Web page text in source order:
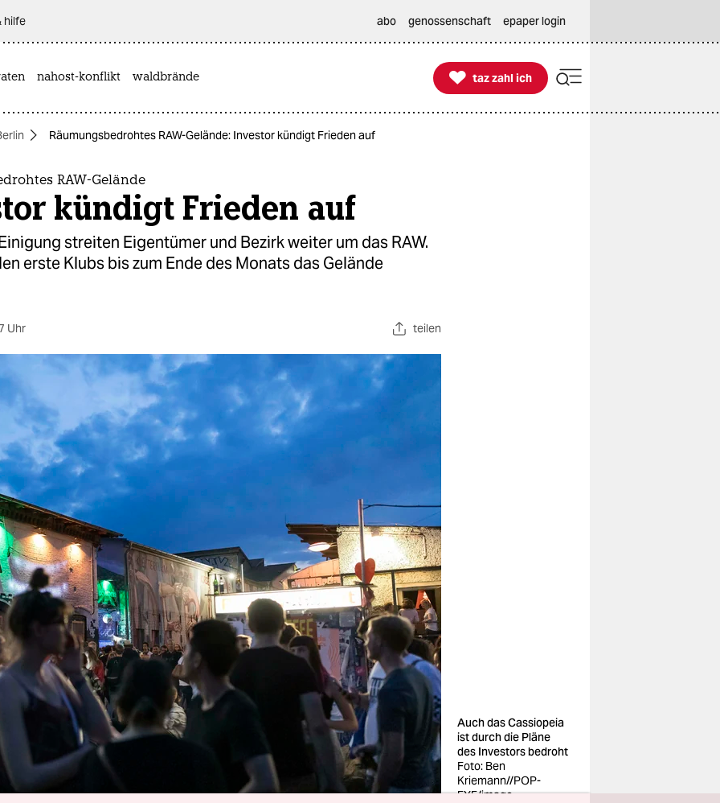
hilfe abo genossenschaft epaper login
nahost-konflikt waldbrände 
taz zahl ich
taz zahl ich
Räumungsbedrohtes RAW-Gelände: Investor kündigt Frieden auf
RAW-Gelände
kündigt Frieden auf
streiten Eigentümer und Bezirk weiter um das RAW.
erste Klubs bis zum Ende des Monats das Gelände
Uhr teilen
Auch das Cassiopeia
ist durch die Pläne
des Investors bedroht
Foto: Ben
Kriemann//POP-
EYE/imago